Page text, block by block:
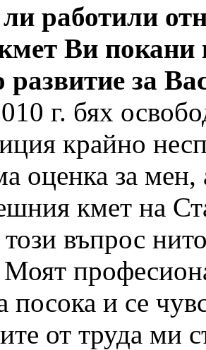
работили
Ви покани
развитие за
г. бях
крайно
оценка за
кмет на
въпрос
посока и се
от труда ми